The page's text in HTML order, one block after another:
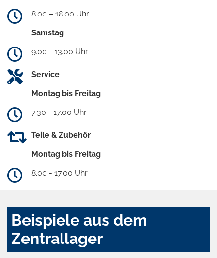
8.00 – 18.00 Uhr
Samstag
9.00 - 13.00 Uhr
Service
Montag bis Freitag
7.30 - 17.00 Uhr
Teile & Zubehör
Montag bis Freitag
8.00 - 17.00 Uhr
Beispiele aus dem
Zentrallager